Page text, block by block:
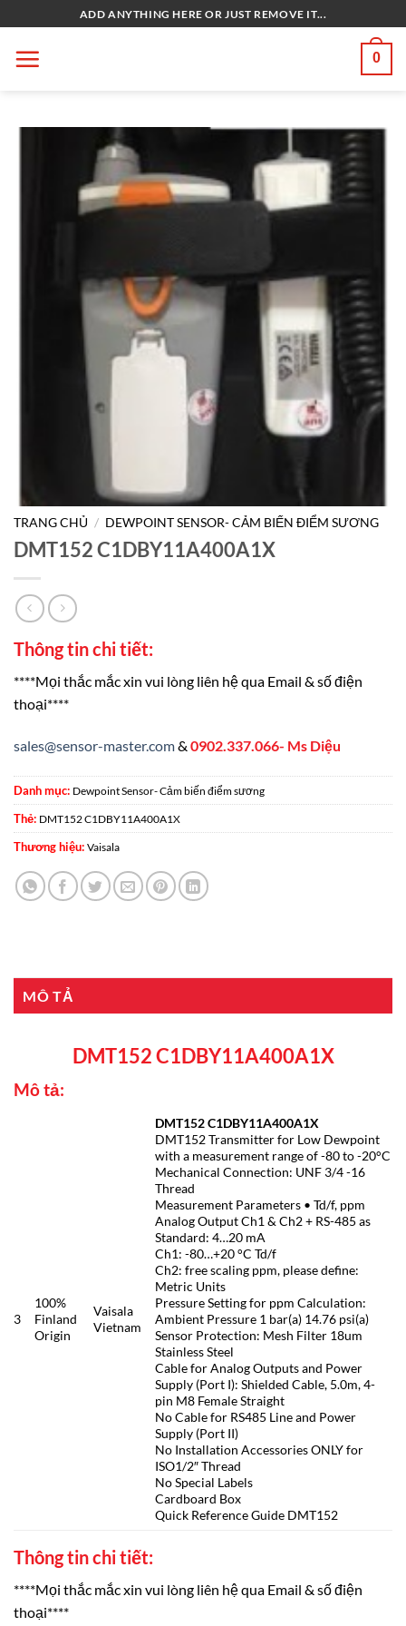
qua
nội
ADD ANYTHING HERE OR JUST REMOVE IT...
0
TRANG CHỦ / DEWPOINT SENSOR- CẢM BIẾN ĐIỂM SƯƠNG
DMT152 C1DBY11A400A1X
Thông tin chi tiết:
****Mọi thắc mắc xin vui lòng liên hệ qua Email & số điện
thoại****
sales@sensor-master.com& 0902.337.066- Ms Diệu
Danh mục: Dewpoint Sensor- Cảm biến điểm sương
Thẻ: DMT152 C1DBY11A400A1X
Thương hiệu: Vaisala
MÔ TẢ
DMT152 C1DBY11A400A1X
Mô tả:
3
100%
Finland
Origin
Vaisala
Vietnam
DMT152 C1DBY11A400A1X
DMT152 Transmitter for Low Dewpoint
with a measurement range of -80 to -20°C
Mechanical Connection: UNF 3/4 -16
Thread
Measurement Parameters • Td/f, ppm
Analog Output Ch1 & Ch2 + RS-485 as
Standard: 4…20 mA
Ch1: -80…+20 °C Td/f
Ch2: free scaling ppm, please define:
Metric Units
Pressure Setting for ppm Calculation:
Ambient Pressure 1 bar(a) 14.76 psi(a)
Sensor Protection: Mesh Filter 18um
Stainless Steel
Cable for Analog Outputs and Power
Supply (Port I): Shielded Cable, 5.0m, 4-
pin M8 Female Straight
No Cable for RS485 Line and Power
Supply (Port II)
No Installation Accessories ONLY for
ISO1/2″ Thread
No Special Labels
Cardboard Box
Quick Reference Guide DMT152
Thông tin chi tiết:
****Mọi thắc mắc xin vui lòng liên hệ qua Email & số điện
thoại****